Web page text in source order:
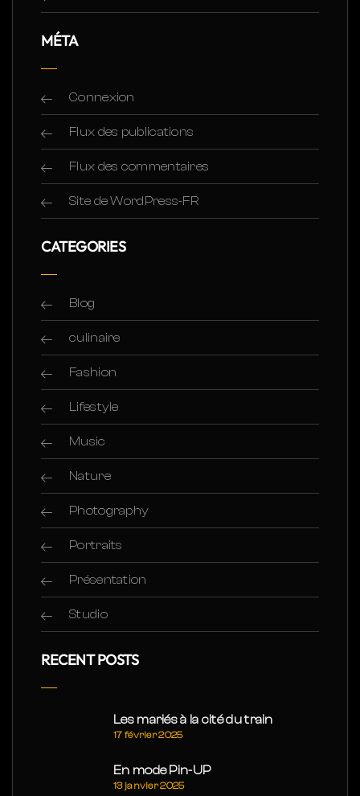
MÉTA
Connexion
Flux des publications
Flux des commentaires
Site de WordPress-FR
CATEGORIES
Blog
culinaire
Fashion
Lifestyle
Music
Nature
Photography
Portraits
Présentation
Studio
RECENT POSTS
Les mariés à la cité du train
17 février 2025
En mode Pin-UP
13 janvier 2025